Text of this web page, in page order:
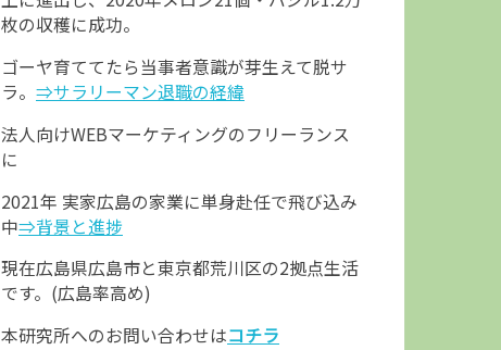
枚の収穫に成功。
ゴーヤ育ててたら当事者意識が芽生えて脱サ
ラ。 ⇒サラリーマン退職の経緯
法人向けWEBマーケティングのフリーランス
に
2021年 実家広島の家業に単身赴任で飛び込み
中⇒背景と進捗
現在広島県広島市と東京都荒川区の2拠点生活
です。(広島率高め)
本研究所へのお問い合わせはコチラ